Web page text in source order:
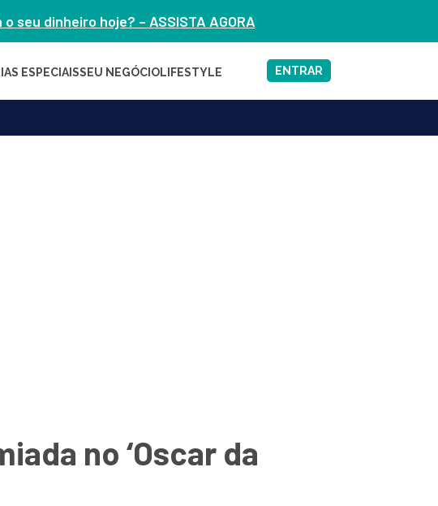
seu dinheiro hoje? – ASSISTA AGORA
ESPECIAISSEU NEGÓCIOLIFESTYLE ENTRAR
no ‘Oscar da